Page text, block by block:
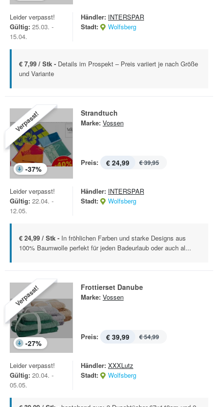
Leider verpasst!
Gültig: 25.03. -
15.04.
Händler: INTERSPAR
Stadt:
Wolfsberg
€ 7,99 / Stk - Details im Prospekt – Preis variiert je nach Größe
und Variante
Verpasst!
-37%
Strandtuch
Marke: Vossen
Preis: € 24,99 € 39,95
Leider verpasst!
Gültig: 22.04. -
12.05.
Händler: INTERSPAR
Stadt:
Wolfsberg
€ 24,99 / Stk - In fröhlichen Farben und starke Designs aus
100% Baumwolle perfekt für jeden Badeurlaub oder auch al...
Verpasst!
-27%
Frottierset Danube
Marke: Vossen
Preis: € 39,99 € 54,99
Leider verpasst!
Gültig: 20.04. -
05.05.
Händler: XXXLutz
Stadt:
Wolfsberg